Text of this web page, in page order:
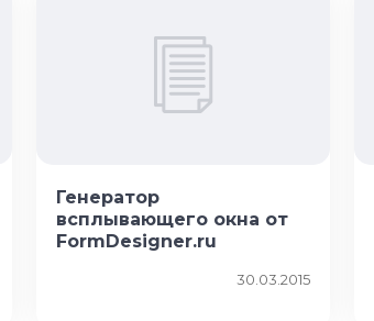
Генератор
всплывающего окна от
FormDesigner.ru
30.03.2015